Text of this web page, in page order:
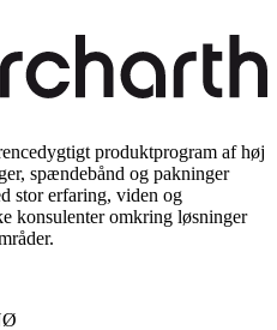
produktprogram af høj
spændebånd og pakninger
stor erfaring, viden og
konsulenter omkring løsninger